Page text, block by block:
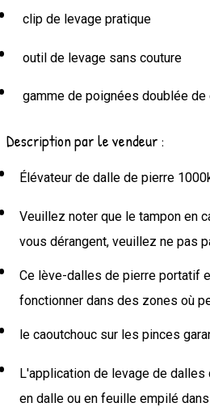
clip de levage pratique
outil de levage sans couture
gamme de poignées doublée de
Description par le vendeur :
Élévateur de dalle de pierre
Veuillez noter que le tampon en
vous dérangent, veuillez ne pas
Ce lève-dalles de pierre portatif
fonctionner dans des zones où
le caoutchouc sur les pinces
L'application de levage de
en dalle ou en feuille empilé